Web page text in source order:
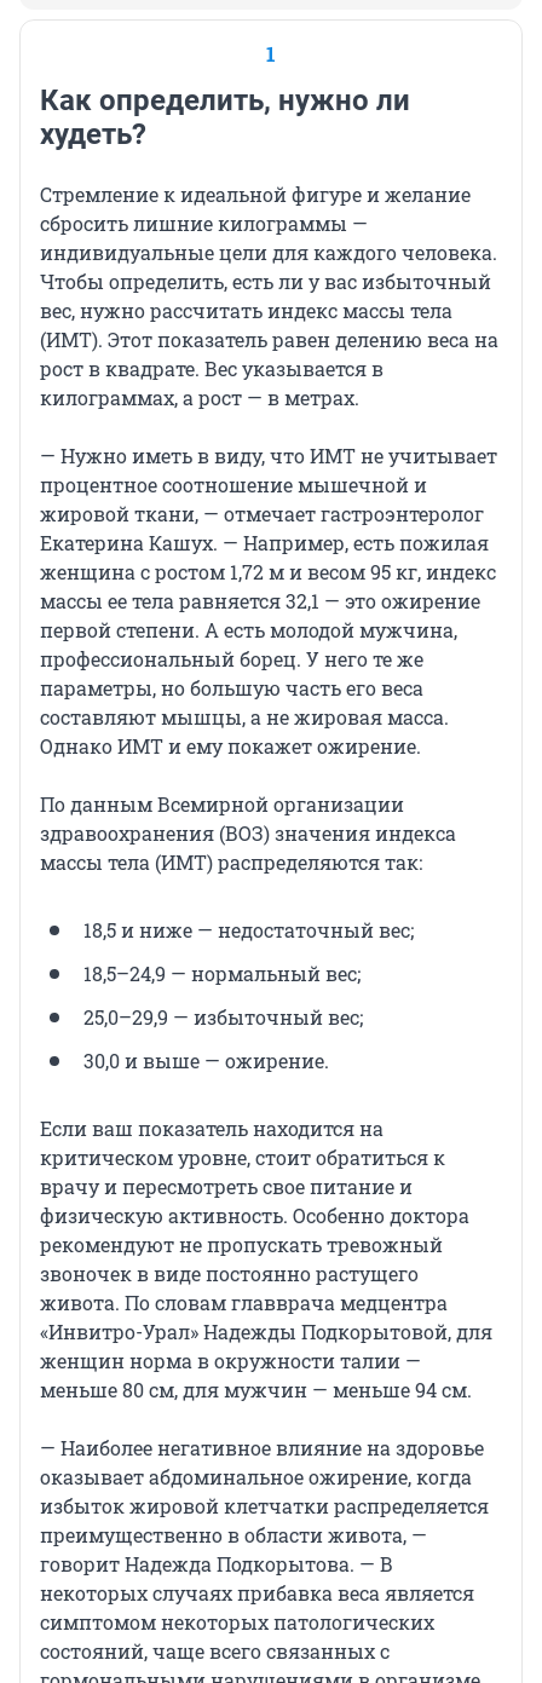
1
Как определить, нужно ли
худеть?
Стремление к идеальной фигуре и желание
сбросить лишние килограммы —
индивидуальные цели для каждого человека.
Чтобы определить, есть ли у вас избыточный
вес, нужно рассчитать индекс массы тела
(ИМТ). Этот показатель равен делению веса на
рост в квадрате. Вес указывается в
килограммах, а рост — в метрах.
— Нужно иметь в виду, что ИМТ не учитывает
процентное соотношение мышечной и
жировой ткани, — отмечает гастроэнтеролог
Екатерина Кашух. — Например, есть пожилая
женщина с ростом 1,72 м и весом 95 кг, индекс
массы ее тела равняется 32,1 — это ожирение
первой степени. А есть молодой мужчина,
профессиональный борец. У него те же
параметры, но большую часть его веса
составляют мышцы, а не жировая масса.
Однако ИМТ и ему покажет ожирение.
По данным Всемирной организации
здравоохранения (ВОЗ) значения индекса
массы тела (ИМТ) распределяются так:
18,5 и ниже — недостаточный вес;
18,5–24,9 — нормальный вес;
25,0–29,9 — избыточный вес;
30,0 и выше — ожирение.
Если ваш показатель находится на
критическом уровне, стоит обратиться к
врачу и пересмотреть свое питание и
физическую активность. Особенно доктора
рекомендуют не пропускать тревожный
звоночек в виде постоянно растущего
живота. По словам главврача медцентра
«Инвитро-Урал» Надежды Подкорытовой, для
женщин норма в окружности талии —
меньше 80 см, для мужчин — меньше 94 см.
— Наиболее негативное влияние на здоровье
оказывает абдоминальное ожирение, когда
избыток жировой клетчатки распределяется
преимущественно в области живота, —
говорит Надежда Подкорытова. — В
некоторых случаях прибавка веса является
симптомом некоторых патологических
состояний, чаще всего связанных с